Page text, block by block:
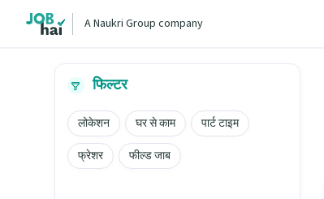
A Naukri Group company
फिल्टर
लोकेशन घर से काम
पार्ट टाइम
फ्रेशर
फील्ड जाब